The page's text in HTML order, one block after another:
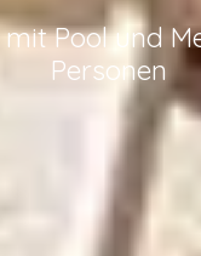
Pool und
Personen